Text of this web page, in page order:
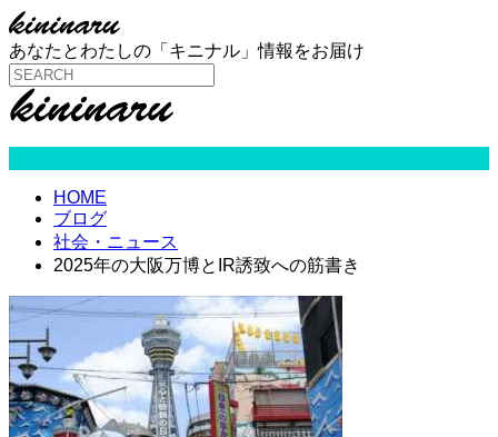
あなたとわたしの「キニナル」情報をお届け
HOME
ブログ
社会・ニュース
2025年の大阪万博とIR誘致への筋書き